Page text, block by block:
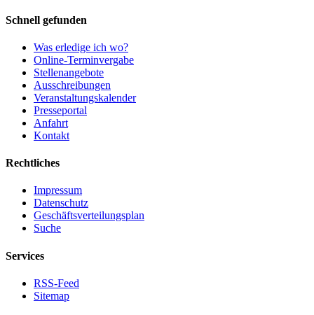
Schnell gefunden
Was erledige ich wo?
Online-Terminvergabe
Stellenangebote
Ausschreibungen
Veranstaltungskalender
Presseportal
Anfahrt
Kontakt
Rechtliches
Impressum
Datenschutz
Geschäftsverteilungsplan
Suche
Services
RSS-Feed
Sitemap